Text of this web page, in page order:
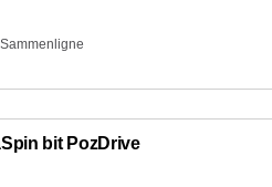
Sammenligne
bit PozDrive